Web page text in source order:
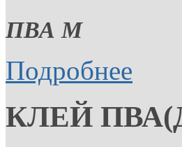
ПВА М
Подробнее
КЛЕЙ